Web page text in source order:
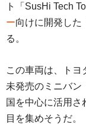
ト「SusHi Tech
ー向けに開発した
る。
この車両は、トヨ
未発売のミニバン
国を中心に活用さ
目を集めそうだ。